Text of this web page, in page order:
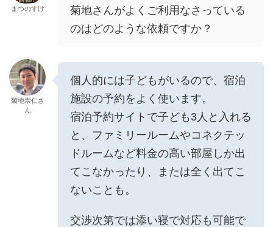
まつのすけ
菊地さんがよくご利用なさっている
のはどのような依頼ですか？
菊地崇仁さ
ん
個人的には子どもがいるので、宿泊
施設の予約をよく使います。
宿泊予約サイトで子ども3人と入れる
と、ファミリールームやコネクテッ
ドルームなど料金の高い部屋しか出
てこなかったり、または全く出てこ
ないことも。
交渉次第では添い寝で対応も可能で